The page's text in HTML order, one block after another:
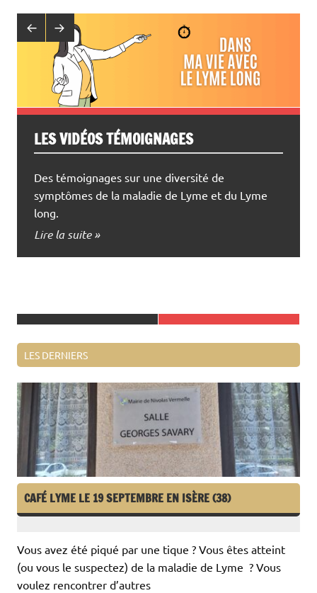
FAQ – NOS RÉPONSES À TOUTES VOS
QUESTIONS (OU PRESQUE) !
Cet ensemble de questions / réponses a été
élaboré par France Lyme, association nationale
de patients agréée par le Ministère de la Santé,
LES VIDÉOS TÉMOIGNAGES
Des témoignages sur une diversité de
symptômes de la maladie de Lyme et du Lyme
long.
Lire la suite »
LES DERNIERS
CAFÉ LYME LE 19 SEPTEMBRE EN ISÈRE (38)
Vous avez été piqué par une tique ? Vous êtes atteint
(ou vous le suspectez) de la maladie de Lyme ? Vous
voulez rencontrer d’autres